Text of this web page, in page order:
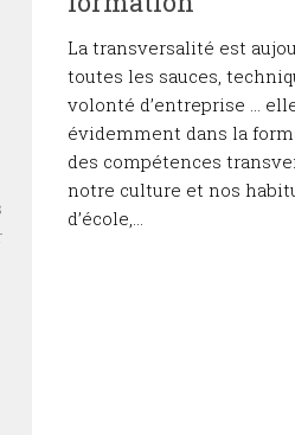
La transversalité est
toutes les sauces,
volonté d’entreprise …
évidemment dans la
des compétences
notre culture et nos
d’école,...